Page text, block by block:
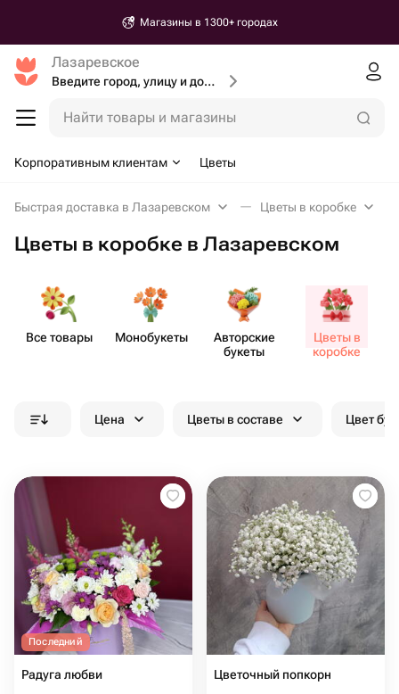
Доставка от 30 минут
Лазаревское
Введите город, улицу и дом доставки
Найти товары и магазины
Корпоративным клиентам Цветы
Быстрая доставка в Лазаревском Цветы в коробке
Цветы в коробке в Лазаревском
Все товары Моно​букеты
Авторские
букеты
Цветы в
коробке
Цена Цветы в составе Цвет
Последний
Радуга любви Цветочный попкорн